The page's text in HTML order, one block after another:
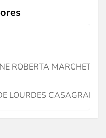
ROBERTA MARCHETTO
LOURDES CASAGRANDE